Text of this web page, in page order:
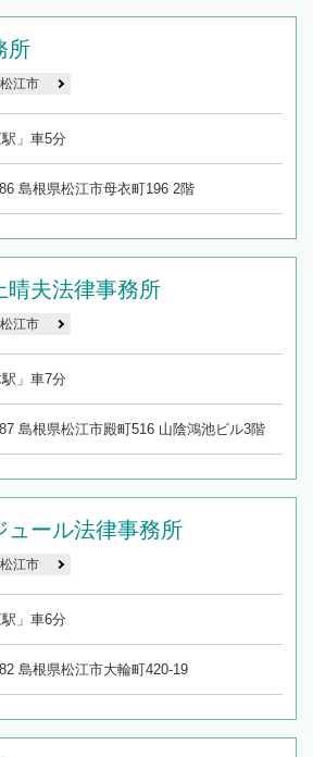
所
松江市
」車5分
島根県松江市母衣町196 2階
晴夫法律事務所
松江市
」車7分
島根県松江市殿町516 山陰鴻池ビル3階
ュール法律事務所
松江市
」車6分
島根県松江市大輪町420-19